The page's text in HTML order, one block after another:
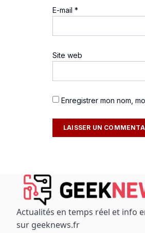
E-mail *
Site web
Enregistrer mon nom,
Actualités en temps réel et info
sur geeknews.fr